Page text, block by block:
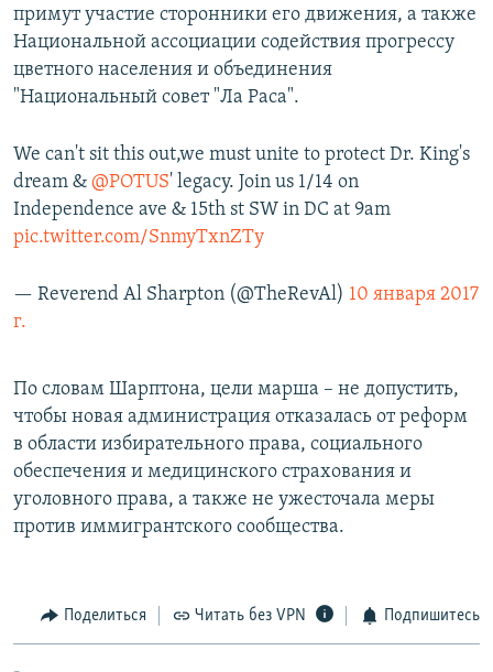
примут участие сторонники его движения, а также
Национальной ассоциации содействия прогрессу
цветного населения и объединения
"Национальный совет "Ла Раса".
We can't sit this out,we must unite to protect Dr. King's
dream & @POTUS' legacy. Join us 1/14 on
Independence ave & 15th st SW in DC at 9am
pic.twitter.com/SnmyTxnZTy
— Reverend Al Sharpton (@TheRevAl) 10 января 2017
г.
По словам Шарптона, цели марша – не допустить,
чтобы новая администрация отказалась от реформ
в области избирательного права, социального
обеспечения и медицинского страхования и
уголовного права, а также не ужесточала меры
против иммигрантского сообщества.
Поделиться Читать без VPN Подпишитесь